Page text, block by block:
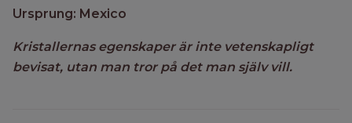
Ursprung: Mexico
Kristallernas egenskaper är inte vetenskapligt
bevisat, utan man tror på det man själv vill.